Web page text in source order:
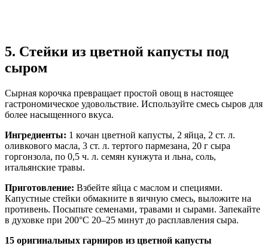
5. Стейки из цветной капусты под
сыром
Сырная корочка превращает простой овощ в настоящее
гастрономическое удовольствие. Используйте смесь сыров для
более насыщенного вкуса.
Ингредиенты: 1 кочан цветной капусты, 2 яйца, 2 ст. л.
оливкового масла, 3 ст. л. тертого пармезана, 20 г сыра
горгонзола, по 0,5 ч. л. семян кунжута и льна, соль,
итальянские травы.
Приготовление: Взбейте яйца с маслом и специями.
Капустные стейки обмакните в яичную смесь, выложите на
противень. Посыпьте семенами, травами и сырами. Запекайте
в духовке при 200°C 20–25 минут до расплавления сыра.
15 оригинальных гарниров из цветной капусты